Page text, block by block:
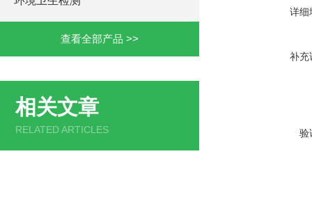
查看全部产品 >>
相关文章
RELATED ARTICLES
详细
补充
验